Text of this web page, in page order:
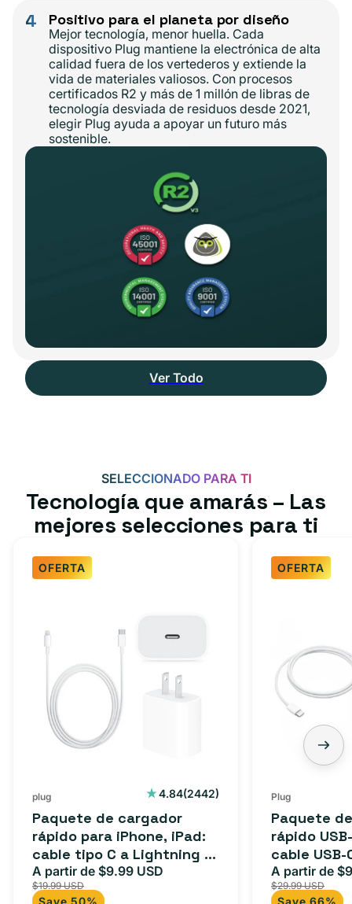
4 Positivo para el planeta por diseño
Mejor tecnología, menor huella. Cada
dispositivo Plug mantiene la electrónica de alta
calidad fuera de los vertederos y extiende la
vida de materiales valiosos. Con procesos
certificados R2 y más de 1 millón de libras de
tecnología desviada de residuos desde 2021,
elegir Plug ayuda a apoyar un futuro más
sostenible.
Ver Todo
SELECCIONADO PARA TI
Tecnología que amarás – Las
mejores selecciones para ti
OFERTA
para
iPhone,
iPad:
a
Lightning
(1
m)
+
plug 4.84(2442)
2442
Paquete de cargador
rápido para iPhone, iPad:
cable tipo C a Lightning (1
m) + adaptador tipo C
Precio
de
A partir de $9.99 USD
$19.99 USD
Save 50%
OFERTA
rápido
USB-
USB-
C
a
USB-
C
Plug
Paquete
rápido
cable USB-
adaptador
para
Precio
de
A partir de
$29.99 USD
Save 66%